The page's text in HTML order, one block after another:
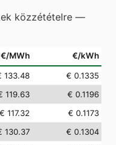
közzétételre —
€/MWh €/kWh
133.48
€ 0.1335
119.63
€ 0.1196
€ 117.32
€ 0.1173
130.37
€ 0.1304